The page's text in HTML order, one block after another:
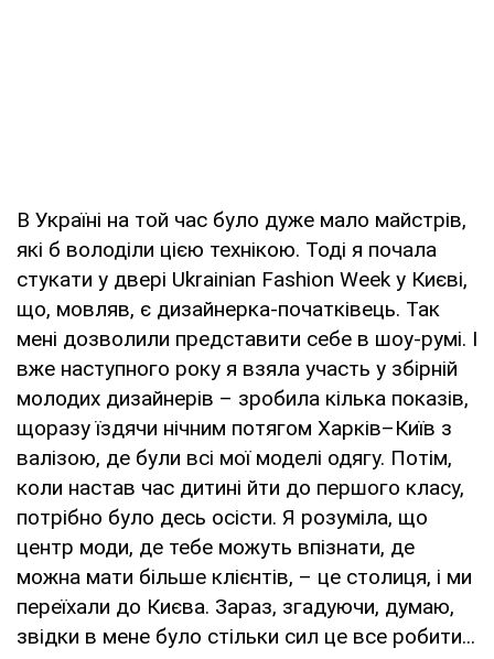
В Україні на той час було дуже мало майстрів,
які б володіли цією технікою. Тоді я почала
стукати у двері Ukrainian Fashion Week у Києві,
що, мовляв, є дизайнерка-початківець. Так
мені дозволили представити себе в шоу-румі. І
вже наступного року я взяла участь у збірній
молодих дизайнерів – зробила кілька показів,
щоразу їздячи нічним потягом Харків–Київ з
валізою, де були всі мої моделі одягу. Потім,
коли настав час дитині йти до першого класу,
потрібно було десь осісти. Я розуміла, що
центр моди, де тебе можуть впізнати, де
можна мати більше клієнтів, – це столиця, і ми
переїхали до Києва. Зараз, згадуючи, думаю,
звідки в мене було стільки сил це все робити...